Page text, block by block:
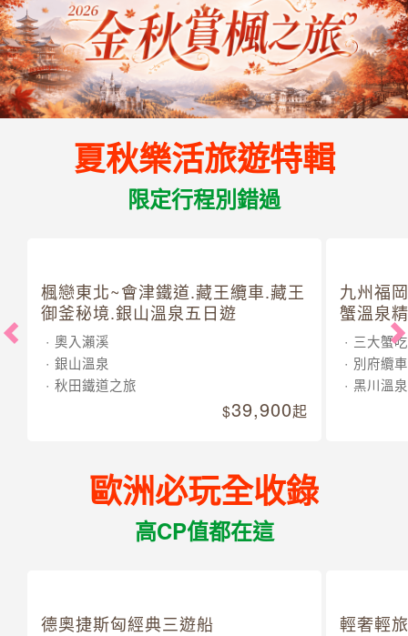
夏秋樂活旅遊特輯
限定行程別錯過
楓戀東北~會津鐵道.藏王纜車.藏王
御釜秘境.銀山溫泉五日遊
奧入瀨溪
銀山溫泉
秋田鐵道之旅
39,900起
九州福
蟹溫泉
三大蟹
別府纜車
黑川溫泉
歐洲必玩全收錄
高CP值都在這
德奧捷斯匈經典三遊船 輕奢輕